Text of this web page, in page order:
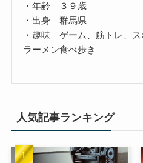
・年齢 ３９歳
・出身 群馬県
・趣味 ゲーム、筋トレ、ス
ラーメン食べ歩き
人気記事ランキング